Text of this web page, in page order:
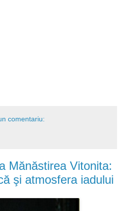
comentariu:
Mănăstirea Vitonita:
şi atmosfera iadului